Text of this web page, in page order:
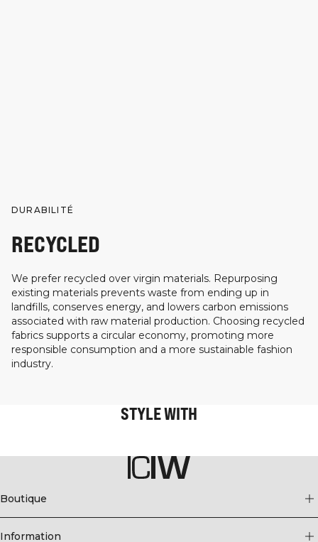
DURABILITÉ
RECYCLED
We prefer recycled over virgin materials. Repurposing
existing materials prevents waste from ending up in
landfills, conserves energy, and lowers carbon emissions
associated with raw material production. Choosing recycled
fabrics supports a circular economy, promoting more
responsible consumption and a more sustainable fashion
industry.
STYLE WITH
Boutique
Information